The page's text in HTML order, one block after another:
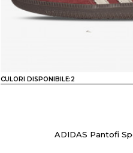
CULORI DISPONIBILE:2
ADIDAS Pantofi